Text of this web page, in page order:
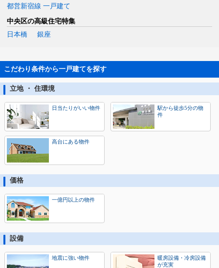
都営新宿線 一戸建て
中央区の高級住宅特集
日本橋
銀座
こだわり条件から一戸建てを探す
立地 ・ 住環境
日当たりがいい物件
駅から徒歩5分の物
件
高台にある物件
価格
一億円以上の物件
設備
地震に強い物件
暖房設備・冷房設備
が充実